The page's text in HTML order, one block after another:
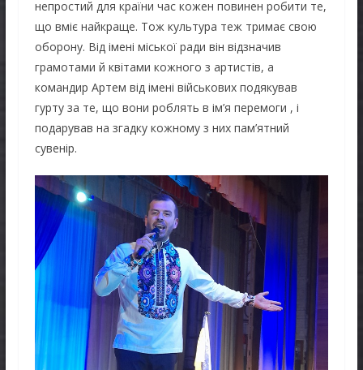
непростий для країни час кожен повинен робити те,
що вміє найкраще. Тож культура теж тримає свою
оборону. Від імені міської ради він відзначив
грамотами й квітами кожного з артистів, а
командир Артем від імені військових подякував
гурту за те, що вони роблять в ім’я перемоги , і
подарував на згадку кожному з них пам’ятний
сувенір.